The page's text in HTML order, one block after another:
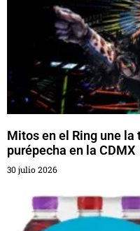
Mitos en el Ring une
purépecha en la CDMX
30 julio 2026